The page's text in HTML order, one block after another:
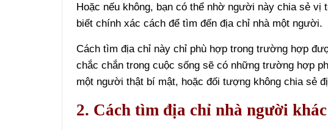
Hoặc nếu không, bạn có thể nhờ người này chia sẻ
biết chính xác cách để tìm đến địa chỉ nhà một người.
Cách tìm địa chỉ này chỉ phù hợp trong trường hợp
chắc chắn trong cuộc sống sẽ có những trường hợp
một người thật bí mật, hoặc đối tượng không chia sẻ
2. Cách tìm địa chỉ nhà người